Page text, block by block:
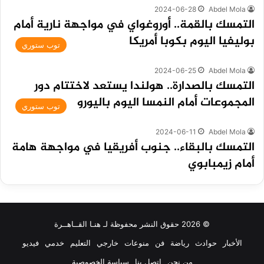
Abdel Mola
2024-06-28
التمسك بالقمة.. أوروغواي في مواجهة نارية أمام
بوليفيا اليوم بكوبا أمريكا
توب ستوري
Abdel Mola
2024-06-25
التمسك بالصدارة.. هولندا يستعد لاختتام دور
المجموعات أمام النمسا اليوم باليورو
توب ستوري
Abdel Mola
2024-06-11
التمسك بالبقاء.. جنوب أفريقيا في مواجهة هامة
أمام زيمبابوي
© 2026 حقوق النشر محفوظة لـ هنـا القــاهــرة
الأخبار
حوادث رياضة فن منوعات خارجي التعليم خدمي
فيديو
من نحن
اتصل بنا سياسة الخصوصية